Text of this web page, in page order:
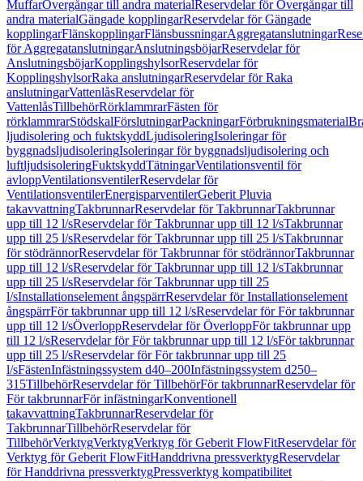
MuffarÖvergångar till andra materialReservdelar för Övergångar till
andra materialGängade kopplingarReservdelar för Gängade
kopplingarFlänskopplingarFlänsbussningarAggregatanslutningar
för AggregatanslutningarAnslutningsböjarReservdelar för
AnslutningsböjarKopplingshylsorReservdelar för
KopplingshylsorRaka anslutningarReservdelar för Raka
anslutningarVattenlåsReservdelar för
VattenlåsTillbehörRörklammrarFästen för
rörklammrarStödskalFörslutningarPackningarFörbrukningsmaterial
ljudisolering och fuktskyddLjudisoleringIsoleringar för
byggnadsljudisoleringIsoleringar för byggnadsljudisolering och
luftljudsisoleringFuktskyddTätningarVentilationsventil för
avloppVentilationsventilerReservdelar för
VentilationsventilerEnergisparventilerGeberit Pluvia
takavvattningTakbrunnarReservdelar för TakbrunnarTakbrunnar
upp till 12 l/sReservdelar för Takbrunnar upp till 12 l/sTakbrunnar
upp till 25 l/sReservdelar för Takbrunnar upp till 25 l/sTakbrunnar
för stödrännorReservdelar för Takbrunnar för stödrännorTakbrunnar
upp till 12 l/sReservdelar för Takbrunnar upp till 12 l/sTakbrunnar
upp till 25 l/sReservdelar för Takbrunnar upp till 25
l/sInstallationselement ångspärrReservdelar för Installationselement
ångspärrFör takbrunnar upp till 12 l/sReservdelar för För takbrunnar
upp till 12 l/sÖverloppReservdelar för ÖverloppFör takbrunnar upp
till 12 l/sReservdelar för För takbrunnar upp till 12 l/sFör takbrunnar
upp till 25 l/sReservdelar för För takbrunnar upp till 25
l/sFästenInfästningssystem d40–200Infästningssystem d250–
315TillbehörReservdelar för TillbehörFör takbrunnarReservdelar för
För takbrunnarFör infästningarKonventionell
takavvattningTakbrunnarReservdelar för
TakbrunnarTillbehörReservdelar för
TillbehörVerktygVerktygVerktyg för Geberit FlowFitReservdelar för
Verktyg för Geberit FlowFitHanddrivna pressverktygReservdelar
för Handdrivna pressverktygPressverktyg kompatibilitet